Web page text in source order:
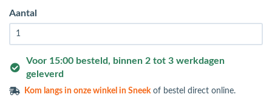
Aantal
Voor 15:00 besteld, binnen 2 tot 3 werkdagen
geleverd
Kom langs inonze winkel in Sneek of bestel direct online.